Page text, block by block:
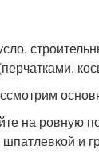
на ровную
и